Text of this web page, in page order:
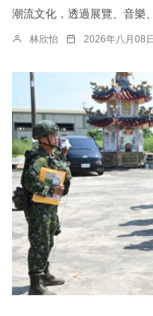
潮流文化，透過展覽、音樂
林欣怡 2026年八月08日